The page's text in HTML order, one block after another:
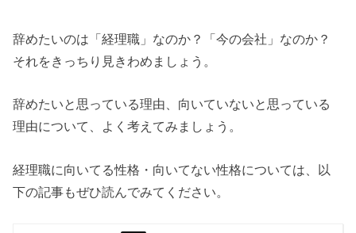
辞めたいのは「経理職」なのか？「今の会社」なのか？
それをきっちり見きわめましょう。
辞めたいと思っている理由、向いていないと思っている
理由について、よく考えてみましょう。
経理職に向いてる性格・向いてない性格については、以
下の記事もぜひ読んでみてください。